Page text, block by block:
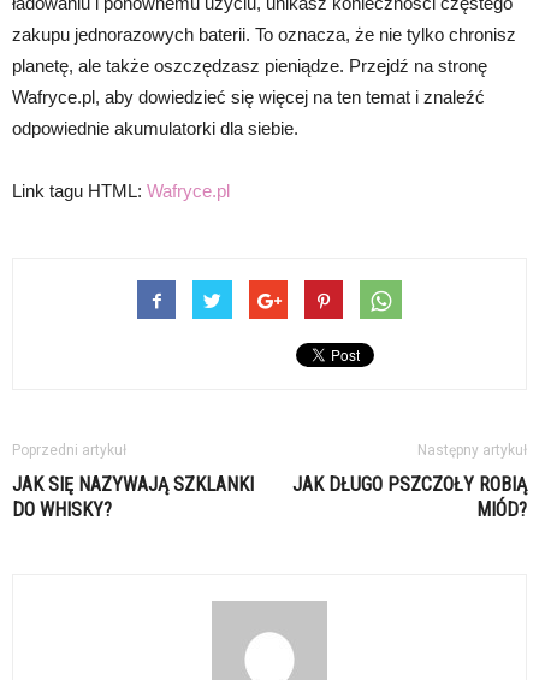
zakupu jednorazowych baterii. To oznacza, że nie tylko chronisz
planetę, ale także oszczędzasz pieniądze. Przejdź na stronę
Wafryce.pl, aby dowiedzieć się więcej na ten temat i znaleźć
odpowiednie akumulatorki dla siebie.
Link tagu HTML: Wafryce.pl
Poprzedni artykuł
JAK SIĘ NAZYWAJĄ SZKLANKI
DO WHISKY?
Następny artykuł
JAK DŁUGO PSZCZOŁY ROBIĄ
MIÓD?